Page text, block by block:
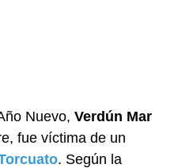
Nuevo, Verdún Mar
fue víctima de un
. Según la